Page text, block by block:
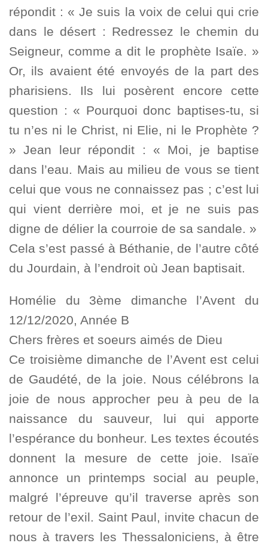
répondit : « Je suis la voix de celui qui crie
dans le désert : Redressez le chemin du
Seigneur, comme a dit le prophète Isaïe. »
Or, ils avaient été envoyés de la part des
pharisiens. Ils lui posèrent encore cette
question : « Pourquoi donc baptises-tu, si
tu n’es ni le Christ, ni Elie, ni le Prophète ?
» Jean leur répondit : « Moi, je baptise
dans l’eau. Mais au milieu de vous se tient
celui que vous ne connaissez pas ; c’est lui
qui vient derrière moi, et je ne suis pas
digne de délier la courroie de sa sandale. »
Cela s’est passé à Béthanie, de l’autre côté
du Jourdain, à l’endroit où Jean baptisait.
Homélie du 3ème dimanche l’Avent du
12/12/2020, Année B
Chers frères et soeurs aimés de Dieu
Ce troisième dimanche de l’Avent est celui
de Gaudété, de la joie. Nous célébrons la
joie de nous approcher peu à peu de la
naissance du sauveur, lui qui apporte
l’espérance du bonheur. Les textes écoutés
donnent la mesure de cette joie. Isaïe
annonce un printemps social au peuple,
malgré l’épreuve qu’il traverse après son
retour de l’exil. Saint Paul, invite chacun de
nous à travers les Thessaloniciens, à être